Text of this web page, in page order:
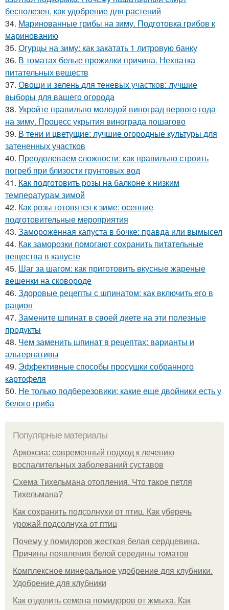
бесполезен, как удобрение для растений
34. Маринованные грибы на зиму. Подготовка грибов к
маринованию
35. Огурцы на зиму: как закатать 1 литровую банку
36. В томатах белые прожилки причина. Нехватка
питательных веществ
37. Овощи и зелень для теневых участков: лучшие
выборы для вашего огорода
38. Укройте правильно молодой виноград первого года
на зиму. Процесс укрытия винограда пошагово
39. В тени и цветущие: лучшие огородные культуры для
затененных участков
40. Преодолеваем сложности: как правильно строить
погреб при близости грунтовых вод
41. Как подготовить розы на балконе к низким
температурам зимой
42. Как розы готовятся к зиме: осенние
подготовительные мероприятия
43. Замороженная капуста в бочке: правда или вымысел
44. Как заморозки помогают сохранить питательные
вещества в капусте
45. Шаг за шагом: как приготовить вкусные жареные
вешенки на сковороде
46. Здоровые рецепты с шпинатом: как включить его в
рацион
47. Замените шпинат в своей диете на эти полезные
продукты
48. Чем заменить шпинат в рецептах: варианты и
альтернативы
49. Эффективные способы просушки собранного
картофеля
50. Не только подберезовики: какие еще двойники есть у
белого гриба
Популярные материалы
Аркоксиа: современный подход к лечению
воспалительных заболеваний суставов
Схема Тихельмана отопления. Что такое петля
Тихельмана?
Как сохранить подсолнухи от птиц. Как уберечь
урожай подсолнуха от птиц
Почему у помидоров жесткая белая сердцевина.
Причины появления белой середины томатов
Комплексное минеральное удобрение для клубники.
Удобрение для клубники
Как отделить семена помидоров от жмыха. Как